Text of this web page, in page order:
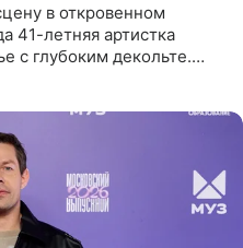
в откровенном
41-летняя артистка
с глубоким декольте.